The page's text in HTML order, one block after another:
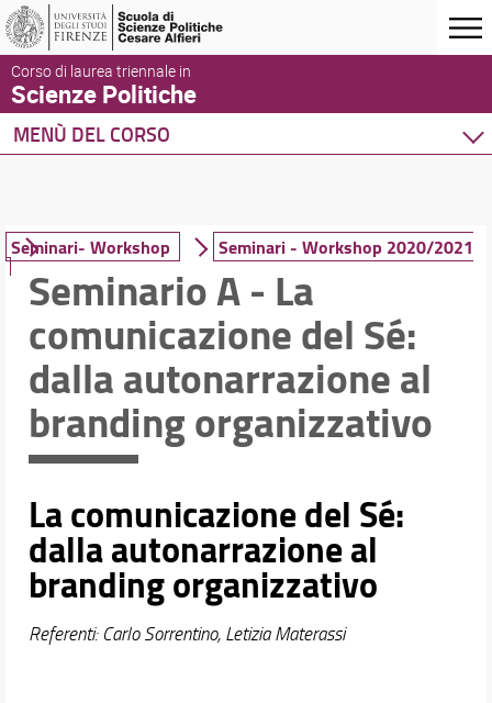
Corso di laurea triennale in
Scienze Politiche
MENÙ DEL CORSO
Didattica
Piano di studio
Ricerca insegnamenti
Insegnamenti di lingue
Seminari- Workshop
Stage /Tirocinio
Mobilità internazionale
Per laurearsi
Tesi di Laurea
Proseguire dopo la laurea
Docenti
Orario e calendari
Seminari- Workshop Seminari - Workshop 2020/2021
Seminario A - La
comunicazione del Sé:
dalla autonarrazione al
branding organizzativo
La comunicazione del Sé:
dalla autonarrazione al
branding organizzativo
Referenti: Carlo Sorrentino, Letizia Materassi